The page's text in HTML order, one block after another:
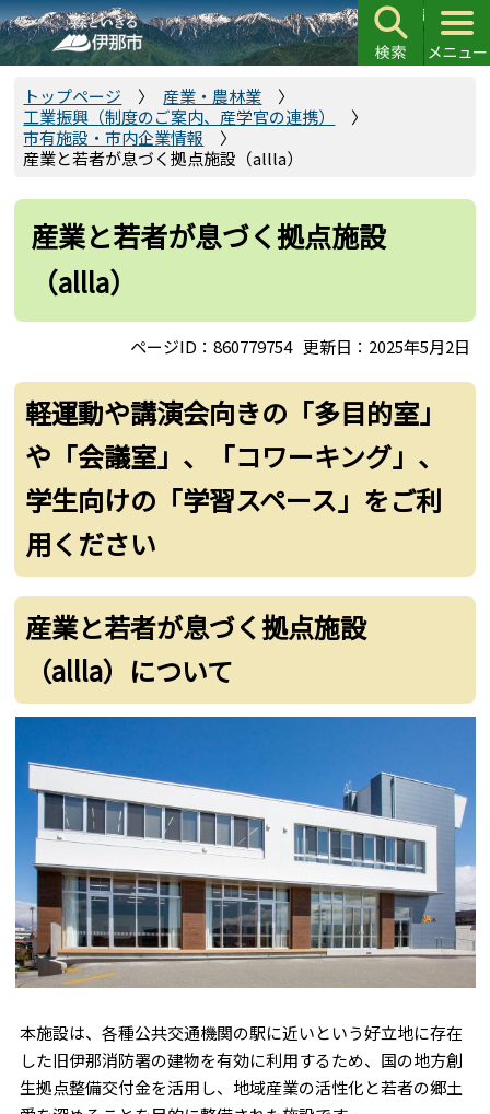
こ
の
ペ
頭
トップページ
産業・農林業
工業振興（制度のご案内、産学官の連携）
市有施設・市内企業情報
産業と若者が息づく拠点施設（allla）
産業と若者が息づく拠点施設
（allla）
ページID：860779754 更新日：2025年5月2日
軽運動や講演会向きの「多目的室」
や「会議室」、「コワーキング」、
学生向けの「学習スペース」をご利
用ください
産業と若者が息づく拠点施設
（allla）について
本施設は、各種公共交通機関の駅に近いという好立地に存在
した旧伊那消防署の建物を有効に利用するため、国の地方創
生拠点整備交付金を活用し、地域産業の活性化と若者の郷土